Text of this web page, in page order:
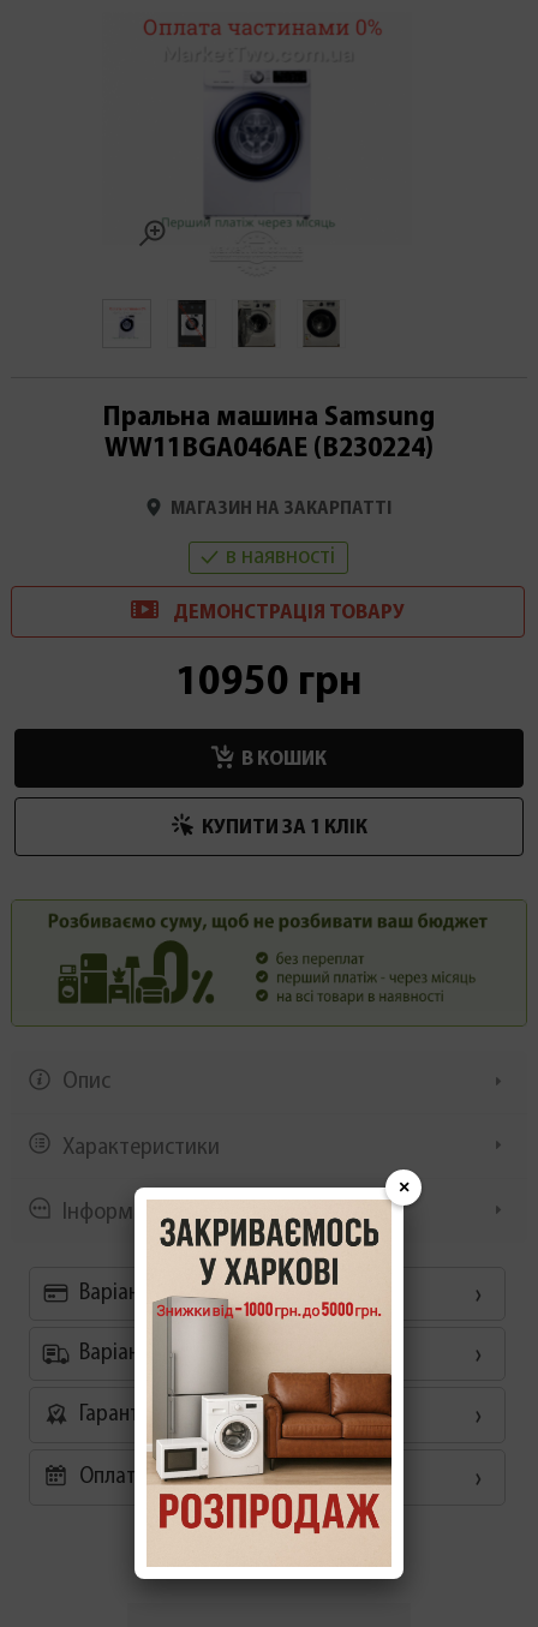
Пральна машина Samsung
WW11BGA046AE (В230224)
МАГАЗИН НА ЗАКАРПАТТІ
в наявності
ДЕМОНСТРАЦІЯ ТОВАРУ
10950 грн
В КОШИК
КУПИТИ ЗА 1 КЛIК
Опис
Характеристики
Інформація/демонстрація
Варіанти оплати
Варіанти доставки
Гарантія
Оплата частинами 0%
×